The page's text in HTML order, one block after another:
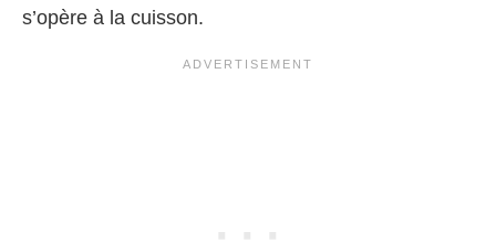
s’opère à la cuisson.